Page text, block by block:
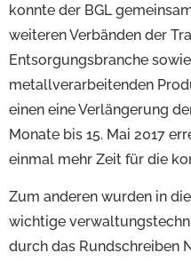
konnte der BGL
weiteren Verbänden der
Entsorgungsbranche
metallverarbeitenden
einen eine Verlängerung
Monate bis 15. Mai 2017
einmal mehr Zeit für die
Zum anderen wurden in
wichtige
durch das Rundschreiben